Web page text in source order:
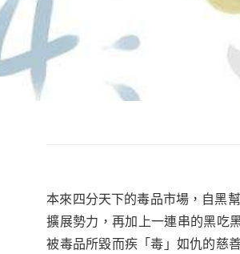
本來四分天下的毒品市場，自黑
擴展勢力，再加上一連串的黑吃
被毒品所毀而疾「毒」如仇的慈